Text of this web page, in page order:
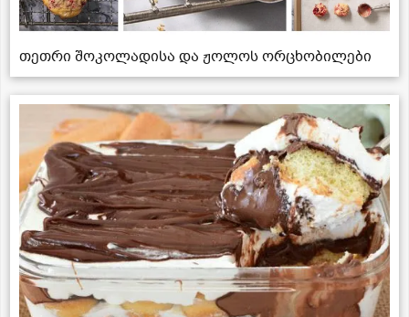
თეთრი შოკოლადისა და ჟოლოს ორცხობილები